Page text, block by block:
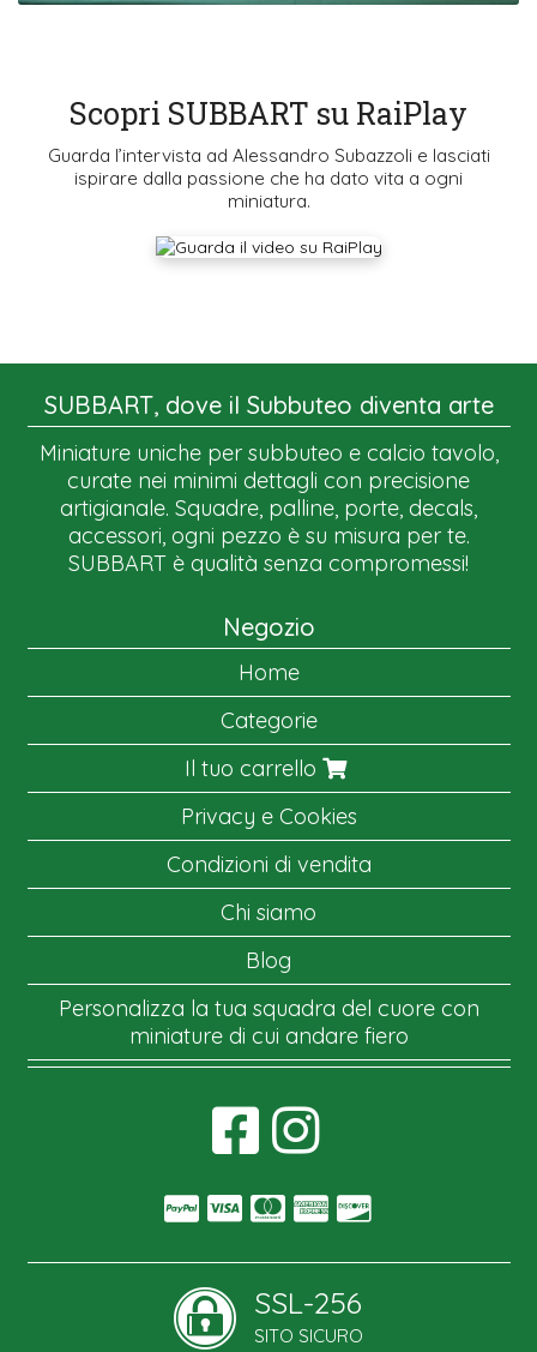
Scopri SUBBART su RaiPlay
Guarda l’intervista ad Alessandro Subazzoli e lasciati
ispirare dalla passione che ha dato vita a ogni
miniatura.
SUBBART, dove il Subbuteo diventa arte
Miniature uniche per subbuteo e calcio tavolo,
curate nei minimi dettagli con precisione
artigianale. Squadre, palline, porte, decals,
accessori, ogni pezzo è su misura per te.
SUBBART è qualità senza compromessi!
Negozio
Home
Categorie
Il tuo carrello
Privacy e Cookies
Condizioni di vendita
Chi siamo
Blog
Personalizza la tua squadra del cuore con
miniature di cui andare fiero
SSL-256
SITO SICURO